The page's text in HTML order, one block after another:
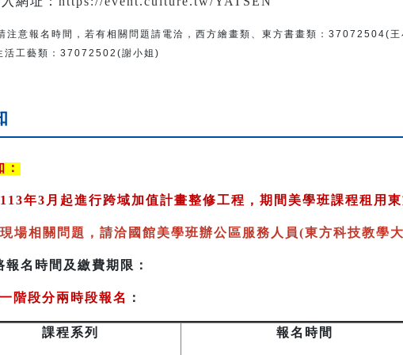
報名時間，若有相關問題 請電洽 ， 西方繪畫類、東方書畫類： 37072504(王
工藝類： 37072502(謝小姐)
年3月起進行跨域加值計畫整修工程，期間美學班課程租用
場相關問題，請洽國館美學班辦公區服務人員(東方科技教學
報名時間及繳費期限：
階段分兩時段報名 ：
課程系列 報名時間